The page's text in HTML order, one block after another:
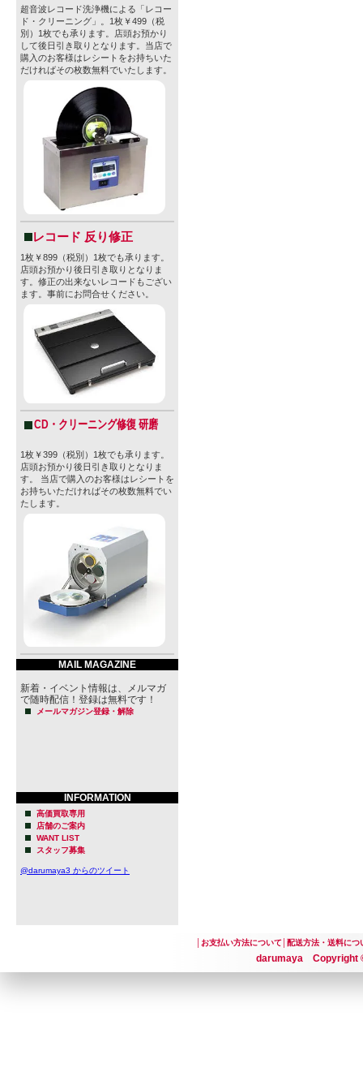
超音波レコード洗浄機による「レコー
ド・クリーニング」。1枚￥499（税
別）1枚でも承ります。店頭お預かり
して後日引き取りとなります。当店で
購入のお客様はレシートをお持ちいた
だければその枚数無料でいたします。
レコード 反り修正
1枚￥899（税別）1枚でも承ります。
店頭お預かり後日引き取りとなりま
す。修正の出来ないレコードもござい
ます。事前にお問合せください。
CD・クリーニング修復 研磨
1枚￥399（税別）1枚でも承ります。
店頭お預かり後日引き取りとなりま
す。 当店で購入のお客様はレシートを
お持ちいただければその枚数無料でい
たします。
MAIL MAGAZINE
新着・イベント情報は、メルマガ
で随時配信！登録は無料です！
メールマガジン登録・解除
INFORMATION
高価買取専用
店舗のご案内
WANT LIST
スタッフ募集
@darumaya3 からのツイート
お支払い方法について│ 配送方法・送料につ
darumaya Copyright